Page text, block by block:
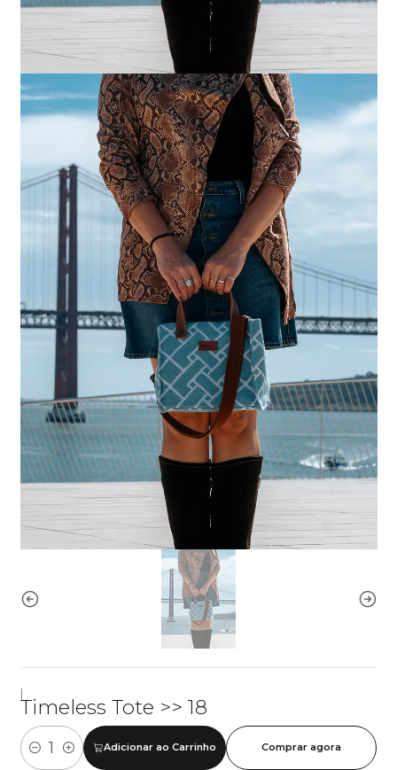
|
Timeless Tote >> 18
Quantidade
Adicionar ao Carrinho Comprar agora